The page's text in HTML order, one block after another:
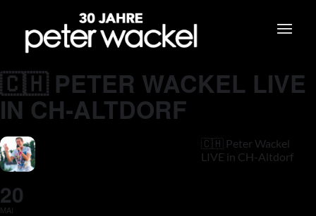
🇨🇭 PETER WACKEL LIVE
IN CH-ALTDORF
20
MAI
🇨🇭 Peter Wackel
LIVE in CH-Altdorf